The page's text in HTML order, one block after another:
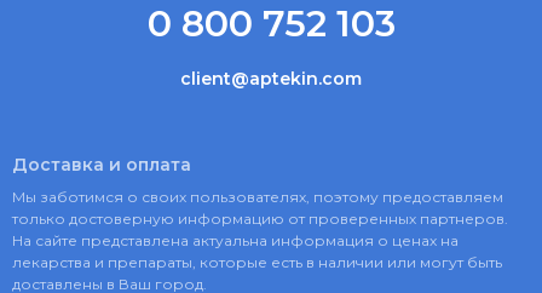
0 800 752 103
client@aptekin.com
Доставка и оплата
Мы заботимся о своих пользователях, поэтому предоставляем
только достоверную информацию от проверенных партнеров.
На сайте представлена актуальна информация о ценах на
лекарства и препараты, которые есть в наличии или могут быть
доставлены в Ваш город.